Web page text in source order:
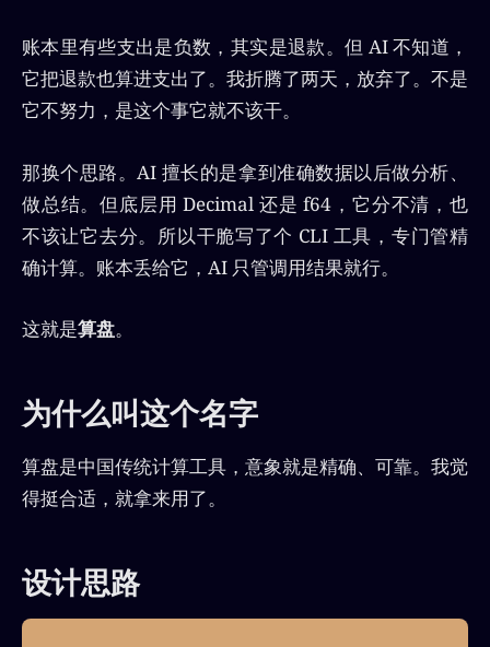
账本里有些支出是负数，其实是退款。但 AI 不知道，
它把退款也算进支出了。我折腾了两天，放弃了。不是
它不努力，是这个事它就不该干。
那换个思路。AI 擅长的是拿到准确数据以后做分析、
做总结。但底层用 Decimal 还是 f64，它分不清，也
不该让它去分。所以干脆写了个 CLI 工具，专门管精
确计算。账本丢给它，AI 只管调用结果就行。
这就是算盘。
为什么叫这个名字
算盘是中国传统计算工具，意象就是精确、可靠。我觉
得挺合适，就拿来用了。
设计思路